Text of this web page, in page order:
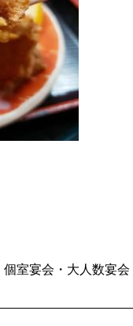
個室宴会・大人数宴会